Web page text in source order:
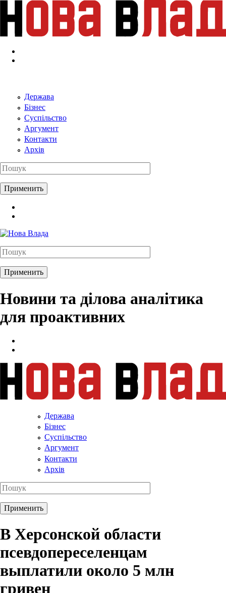
Перейти к основному содержанию
Держава
Бізнес
Суспільство
Аргумент
Контакти
Архів
Новини та ділова аналітика
для проактивних
Держава
Бізнес
Суспільство
Аргумент
Контакти
Архів
В Херсонской области
псевдопереселенцам
выплатили около 5 млн
гривен